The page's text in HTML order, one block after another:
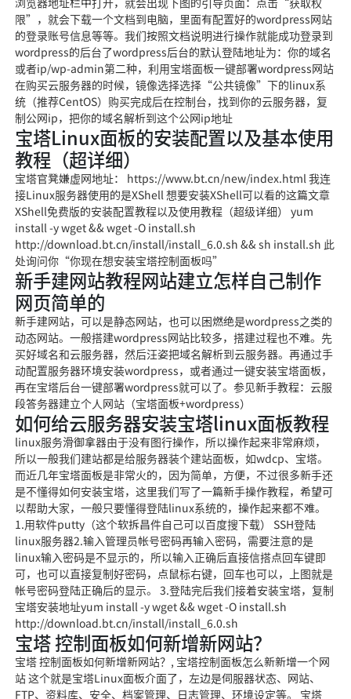
限”，就会下载一个文档到电脑，里面有配置好的wordpress网站
的登录账号信息等等。我们按照文档说明进行操作就能成功登录到
wordpress的后台了wordpress后台的默认登陆地址为：你的域名
或者ip/wp-admin第二种，利用宝塔面板一键部署wordpress网站
在购买云服务器的时候，镜像选择选择“公共镜像”下的linux系
统（推荐CentOS）购买完成后在控制台，找到你的云服务器，复
制公网ip，把你的域名解析到这个公网ip地址
宝塔Linux面板的安装配置以及基本使用
教程（超详细）
宝塔官凳嫌虚网地址： https://www.bt.cn/new/index.html 我连
接Linux服务器使用的是XShell 想要安装XShell可以看的这篇文章
XShell免费版的安装配置教程以及使用教程（超级详细） yum
install -y wget && wget -O install.sh
http://download.bt.cn/install/install_6.0.sh && sh install.sh 此
处询问你“你现在想安装宝塔控制面板吗”
新手建网站教程网站建立怎样自己制作
网页简单的
新手建网站，可以是静态网站，也可以困燃绝是wordpress之类的
动态网站。一般搭建wordpress网站比较多，搭建过程也不难。先
买好域名和云服务器，然后汪姿把域名解析到云服务器。再通过手
动配置服务器环境安装wordpress，或者通过一键安装宝塔面板，
再在宝塔后台一键部署wordpress就可以了。参见新手教程：云服
段答务器建立个人网站（宝塔面板+wordpress）
如何给云服务器安装宝塔linux面板教程
linux服务滑御拿器由于没有图行操作，所以操作起来非常麻烦，
所以一般我们建站都是给服务器装个建站面板，如wdcp、宝塔。
而近几年宝塔面板是非常火的，因为简单，方便，不过很多新手还
是不懂得如何安装宝塔，这里我们写了一篇新手操作教程，希望可
以帮助大家，一般只要懂得登陆linux系统的，操作起来都不难。
1.用软件putty（这个软拆昌件自己可以百度搜下载） SSH登陆
linux服务器2.输入管理员帐号密码再输入密码，需要注意的是
linux输入密码是不显示的，所以输入正确后直接信搭点回车键即
可，也可以直接复制好密码，点鼠标右键，回车也可以，上图就是
帐号密码登陆正确后的显示。 3.登陆完后我们接着安装宝塔，复制
宝塔安装地址yum install -y wget && wget -O install.sh
http://download.bt.cn/install/install_6.0.sh
宝塔 控制面板如何新增新网站？
宝塔 控制面板如何新增新网站？, 宝塔控制面板怎么新新增一个网
站 这个就是宝塔Linux面板介面了，左边是伺服器状态、网站、
FTP、资料库、安全、档案管理、日志管理、环境设定等。 宝塔